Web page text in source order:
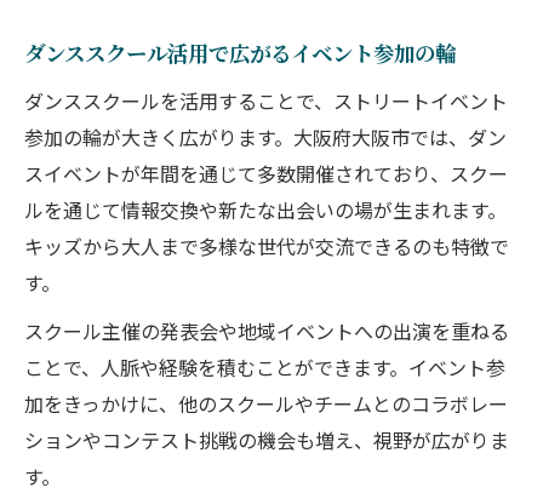
ダンススクール活用で広がるイベント参加の輪
ダンススクールを活用することで、ストリートイベント
参加の輪が大きく広がります。大阪府大阪市では、ダン
スイベントが年間を通じて多数開催されており、スクー
ルを通じて情報交換や新たな出会いの場が生まれます。
キッズから大人まで多様な世代が交流できるのも特徴で
す。
スクール主催の発表会や地域イベントへの出演を重ねる
ことで、人脈や経験を積むことができます。イベント参
加をきっかけに、他のスクールやチームとのコラボレー
ションやコンテスト挑戦の機会も増え、視野が広がりま
す。